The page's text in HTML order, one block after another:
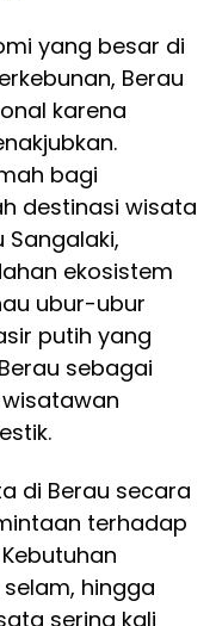
yang besar di
Berau
karena
bagi
destinasi wisata
Sangalaki,
ekosistem
ubur-ubur
putih yang
sebagai
di Berau secara
terhadap
hingga
sering kali